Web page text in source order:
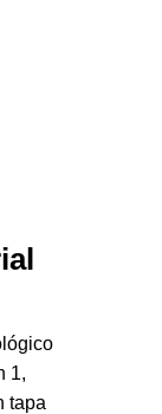
1,
tapa